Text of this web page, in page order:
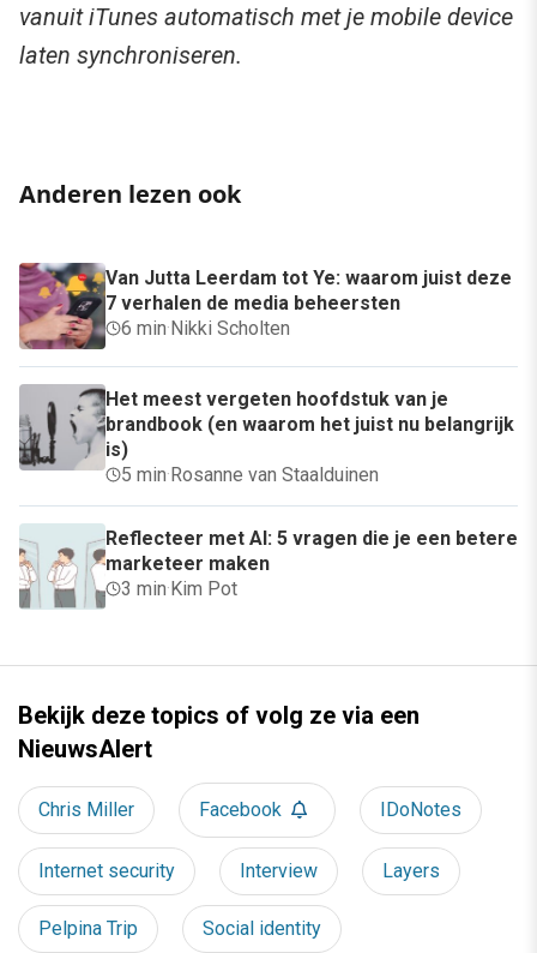
vanuit iTunes automatisch met je mobile device
laten synchroniseren.
Anderen lezen ook
Van Jutta Leerdam tot Ye: waarom juist deze
7 verhalen de media beheersten
6 min·Nikki Scholten
Het meest vergeten hoofdstuk van je
brandbook (en waarom het juist nu belangrijk
is)
5 min·Rosanne van Staalduinen
Reflecteer met AI: 5 vragen die je een betere
marketeer maken
3 min·Kim Pot
Bekijk deze topics of volg ze via een
NieuwsAlert
Chris Miller Facebook IDoNotes
Internet security Interview Layers
Pelpina Trip Social identity